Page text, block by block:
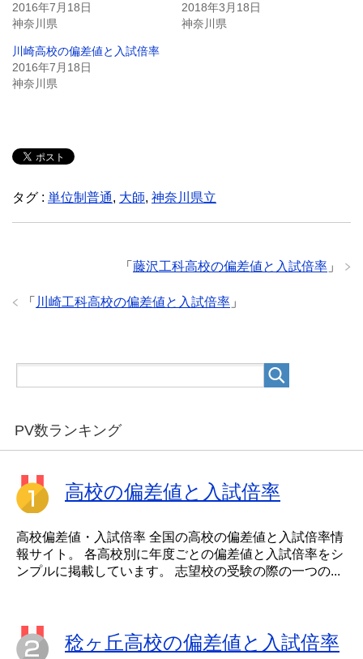
2016年7月18日
神奈川県
2018年3月18日
神奈川県
川崎高校の偏差値と入試倍率
2016年7月18日
神奈川県
タグ : 単位制普通, 大師, 神奈川県立
「 藤沢工科高校の偏差値と入試倍率 」
「 川崎工科高校の偏差値と入試倍率 」
PV数ランキング
高校の偏差値と入試倍率
高校偏差値・入試倍率 全国の高校の偏差値と入試倍率情
報サイト。 各高校別に年度ごとの偏差値と入試倍率をシ
ンプルに掲載しています。 志望校の受験の際の一つの...
稔ヶ丘高校の偏差値と入試倍率